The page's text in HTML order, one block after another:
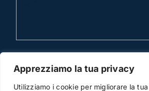
Apprezziamo la tua privacy
Utilizziamo i cookie per migliorare la
invia mail